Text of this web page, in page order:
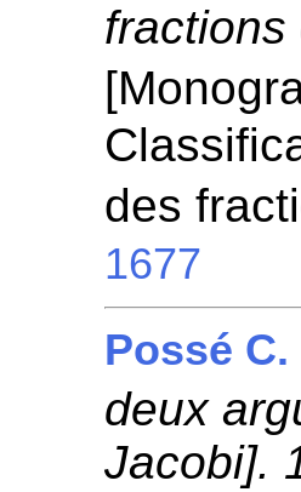
des
1677
Possé C.
deux
Jacobi].